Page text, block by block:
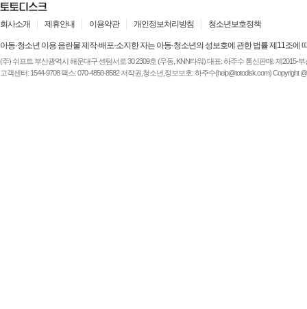
•[저작권] (주)디즈니엔
회사소개 제휴안내 이용약관 개인정보처리방침 청소년보호정책
아동·청소년 이용 음란물 제작·배포·소지한 자는 아동·청소년의 성보호에 관한 법률 제11조에
(주) 쉬프트 부산광역시 해운대구 센텀서로 30 2309호 (우동, KNN타워) 대표: 하주수 통신판매: 제2015-
고객센터: 1544-9708 팩스: 070-4850-8582 저작권,청소년,정보보호: 하주수(help@totodisk.com) Copyright